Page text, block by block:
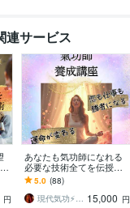
連サービス
円
あなたも気功師になれる
必要な技術全てを伝授し
ます 運命を変える気功を
学び自分だけのパワーグ
ッズも作れるように！
5.0 (88)
現代気功⚡神念伝達師＠SHANTY巫香 15,000 円